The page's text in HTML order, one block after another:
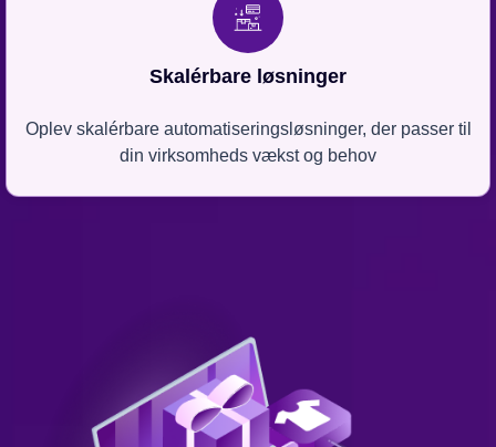
Skalérbare løsninger
Oplev skalérbare automatiseringsløsninger, der passer til
din virksomheds vækst og behov